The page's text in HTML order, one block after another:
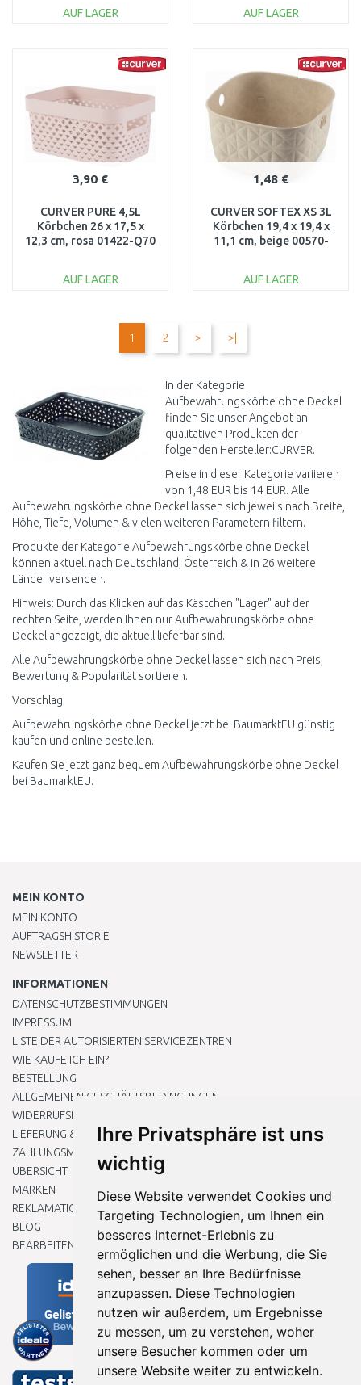
Ihre Privatsphäre ist uns
wichtig
Diese Website verwendet Cookies und
Targeting Technologien, um Ihnen ein
besseres Internet-Erlebnis zu
ermöglichen und die Werbung, die Sie
sehen, besser an Ihre Bedürfnisse
anzupassen. Diese Technologien
nutzen wir außerdem, um Ergebnisse
zu messen, um zu verstehen, woher
unsere Besucher kommen oder um
unsere Website weiter zu entwickeln.
AUF LAGER
AUF LAGER
Vergleichen
3,90 €
CURVER PURE 4,5L
Körbchen 26 x 17,5 x
12,3 cm, rosa 01422-Q70
AUF LAGER
1,48 €
CURVER SOFTEX XS 3L
Körbchen 19,4 x 19,4 x
11,1 cm, beige 00570-
AUF LAGER
1 2 > >|
In der Kategorie
Aufbewahrungskörbe ohne Deckel
finden Sie unser Angebot an
qualitativen Produkten der
folgenden Hersteller:CURVER.
Preise in dieser Kategorie variieren
von 1,48 EUR bis 14 EUR. Alle
Aufbewahrungskörbe ohne Deckel lassen sich jeweils nach Breite,
Höhe, Tiefe, Volumen & vielen weiteren Parametern filtern.
Produkte der Kategorie Aufbewahrungskörbe ohne Deckel
können aktuell nach Deutschland, Österreich & in 26 weitere
Länder versenden.
Hinweis: Durch das Klicken auf das Kästchen "Lager" auf der
rechten Seite, werden Ihnen nur Aufbewahrungskörbe ohne
Deckel angezeigt, die aktuell lieferbar sind.
Alle Aufbewahrungskörbe ohne Deckel lassen sich nach Preis,
Bewertung & Popularität sortieren.
Vorschlag:
Aufbewahrungskörbe ohne Deckel jetzt bei BaumarktEU günstig
kaufen und online bestellen.
Kaufen Sie jetzt ganz bequem Aufbewahrungskörbe ohne Deckel
bei BaumarktEU.
MEIN KONTO
MEIN KONTO
AUFTRAGSHISTORIE
NEWSLETTER
INFORMATIONEN
DATENSCHUTZBESTIMMUNGEN
IMPRESSUM
LISTE DER AUTORISIERTEN SERVICEZENTREN
WIE KAUFE ICH EIN?
BESTELLUNG
ALLGEMEINEN GESCHÄFTSBEDINGUNGEN
WIDERRUFSRECHT
LIEFERUNG & ZAHLUNG
ZAHLUNGSMETHODEN
ÜBERSICHT
MARKEN
REKLAMATIONEN UND RETOUREN
BLOG
BEARBEITEN SIE MEINE COOKIE-EINSTELLUNGEN